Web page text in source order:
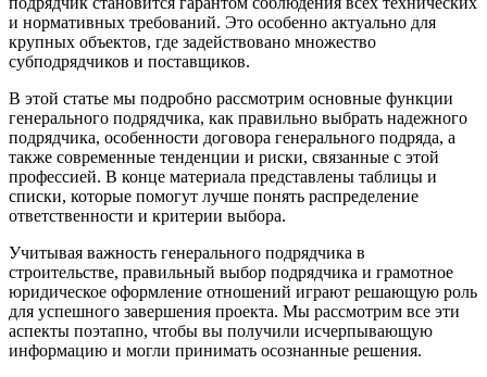
и нормативных требований. Это особенно актуально для
крупных объектов, где задействовано множество
субподрядчиков и поставщиков.
В этой статье мы подробно рассмотрим основные функции
генерального подрядчика, как правильно выбрать надежного
подрядчика, особенности договора генерального подряда, а
также современные тенденции и риски, связанные с этой
профессией. В конце материала представлены таблицы и
списки, которые помогут лучше понять распределение
ответственности и критерии выбора.
Учитывая важность генерального подрядчика в
строительстве, правильный выбор подрядчика и грамотное
юридическое оформление отношений играют решающую роль
для успешного завершения проекта. Мы рассмотрим все эти
аспекты поэтапно, чтобы вы получили исчерпывающую
информацию и могли принимать осознанные решения.